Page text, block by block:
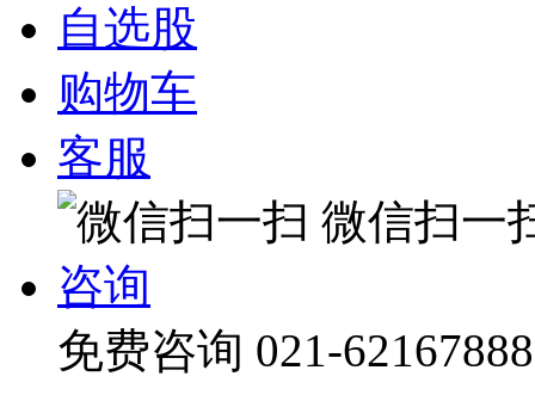
自选股
购物车
客服
微信扫一
咨询
免费咨询 021-62167888